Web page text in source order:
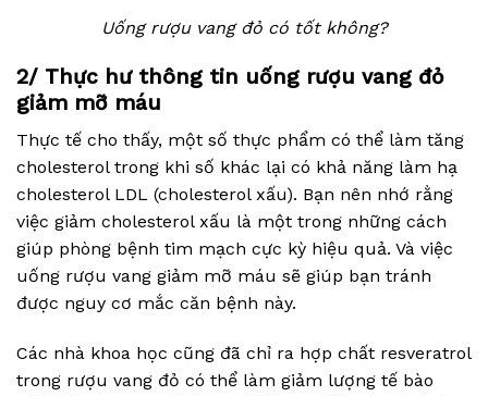
Uống rượu vang đỏ có tốt không?
2/ Thực hư thông tin uống rượu vang đỏ
giảm mỡ máu
Thực tế cho thấy, một số thực phẩm có thể làm tăng
cholesterol trong khi số khác lại có khả năng làm hạ
cholesterol LDL (cholesterol xấu). Bạn nên nhớ rằng
việc giảm cholesterol xấu là một trong những cách
giúp phòng bệnh tim mạch cực kỳ hiệu quả. Và việc
uống rượu vang giảm mỡ máu sẽ giúp bạn tránh
được nguy cơ mắc căn bệnh này.
Các nhà khoa học cũng đã chỉ ra hợp chất resveratrol
trong rượu vang đỏ có thể làm giảm lượng tế bào